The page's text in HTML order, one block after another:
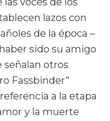
lazos con
de la época –
sido su amigo
señalan otros
Fassbinder”
a la etapa
y la muerte